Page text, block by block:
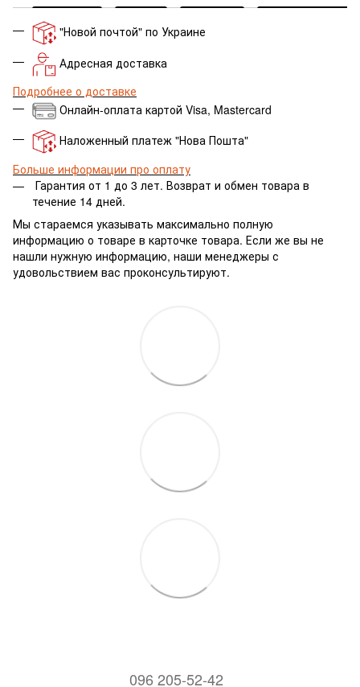
"Новой почтой" по Украине
Адресная доставка
Подробнее о доставке
Онлайн-оплата картой Visa, Mastercard
Наложенный платеж "Нова Пошта"
Больше информации про оплату
Гарантия от 1 до 3 лет. Возврат и обмен товара в
течение 14 дней.
Мы стараемся указывать максимально полную
информацию о товаре в карточке товара. Если же вы не
нашли нужную информацию, наши менеджеры с
удовольствием вас проконсультируют.
096 205-52-42